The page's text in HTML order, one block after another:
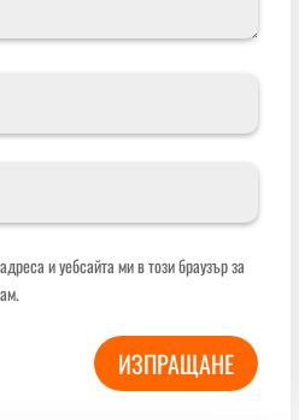
и уебсайта ми в този браузър за
ИЗПРАЩАНЕ